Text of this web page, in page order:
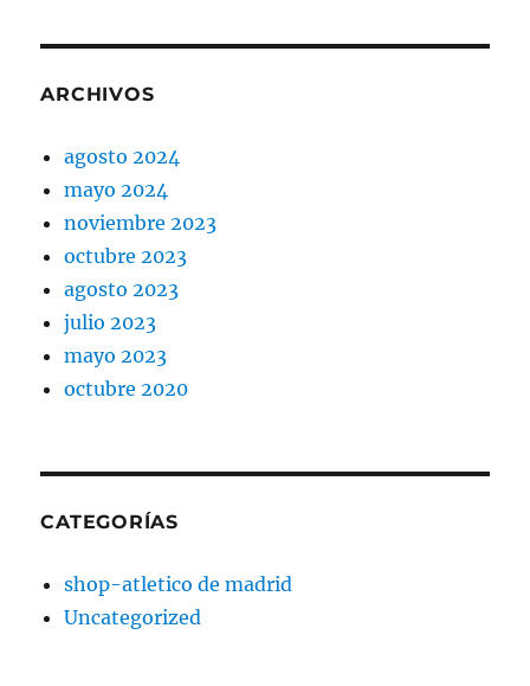
ARCHIVOS
agosto 2024
mayo 2024
noviembre 2023
octubre 2023
agosto 2023
julio 2023
mayo 2023
octubre 2020
CATEGORÍAS
shop-atletico de madrid
Uncategorized